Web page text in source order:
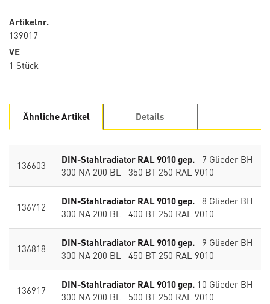
Artikelnr.
139017
VE
1 Stück
Ähnliche Artikel Details
136603 DIN-Stahlradiator RAL 9010 gep. 7 Glieder BH
300 NA 200 BL 350 BT 250 RAL 9010
136712 DIN-Stahlradiator RAL 9010 gep. 8 Glieder BH
300 NA 200 BL 400 BT 250 RAL 9010
136818 DIN-Stahlradiator RAL 9010 gep. 9 Glieder BH
300 NA 200 BL 450 BT 250 RAL 9010
136917 DIN-Stahlradiator RAL 9010 gep. 10 Glieder BH
300 NA 200 BL 500 BT 250 RAL 9010